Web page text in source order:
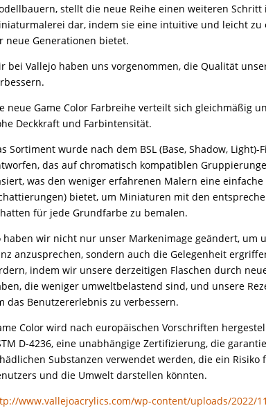
stellt die neue Reihe einen weiteren
dar, indem sie eine intuitive und leicht
neue Generationen bietet.
bei Vallejo haben uns vorgenommen, die Qualität
neue Game Color Farbreihe verteilt sich gleichmäßig
Deckkraft und Farbintensität.
Sortiment wurde nach dem BSL (Base, Shadow,
das auf chromatisch kompatiblen
was den weniger erfahrenen Malern eine einfache
bietet, um Miniaturen mit den
für jede Grundfarbe zu bemalen.
haben wir nicht nur unser Markenimage geändert, um
anzusprechen, sondern auch die Gelegenheit
indem wir unsere derzeitigen Flaschen durch
die weniger umweltbelastend sind, und unsere
das Benutzererlebnis zu verbessern.
Color wird nach europäischen Vorschriften
D-4236, eine unabhängige Zertifizierung, die
Substanzen verwendet werden, die ein Risiko
und die Umwelt darstellen könnten.
www.vallejoacrylics.com/wp-content/uploads/2022/